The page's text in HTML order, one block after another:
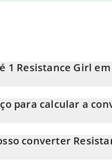
1 Resistance Girl
1 Resistance Girl equivale a
para calcular a
inserindo a quantidade de
Dollar (CAD).
converter